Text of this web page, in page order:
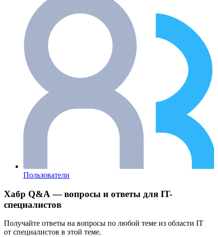
Пользователи
Хабр Q&A — вопросы и ответы для IT-
специалистов
Получайте ответы на вопросы по любой теме из области IT
от специалистов в этой теме.